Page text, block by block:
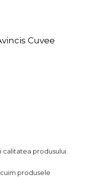
Cuvee
calitatea produsului.
produsele